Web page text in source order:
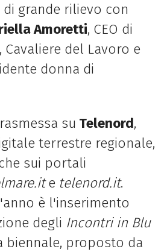
grande rilievo con
Amoretti, CEO di
Cavaliere del Lavoro e
donna di
su Telenord,
terrestre regionale,
sui portali
e telenord.it.
è l'inserimento
degli Incontri in Blu
biennale, proposto da